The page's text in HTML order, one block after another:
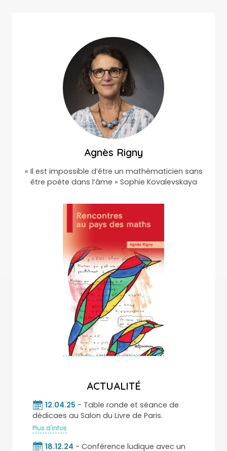
Agnès Rigny
« Il est impossible d’être un mathématicien sans
être poète dans l’âme » Sophie Kovalevskaya
ACTUALITÉ
12.04.25 - Table ronde et séance de
dédicaes au Salon du Livre de Paris.
Plus d'infos
18.12.24 - Conférence ludique avec un